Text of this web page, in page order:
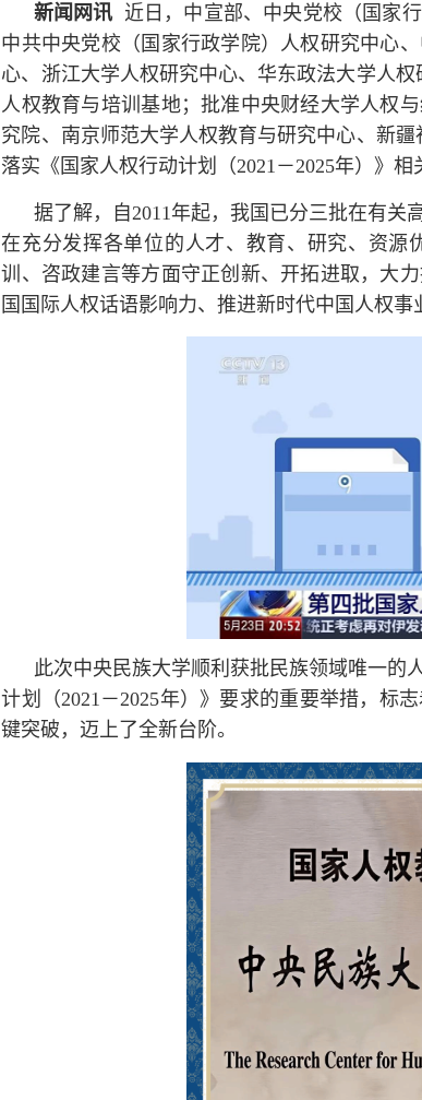
新闻网讯 近日，中宣部、中央党校（国家
中共中央党校（国家行政学院）人权研究中心
心、浙江大学人权研究中心、华东政法大学人
人权教育与培训基地；批准中央财经大学人权
究院、南京师范大学人权教育与研究中心、新
落实《国家人权行动计划（2021－2025年）》相
据了解，自2011年起，我国已分三批在有关
在充分发挥各单位的人才、教育、研究、资源
训、咨政建言等方面守正创新、开拓进取，大
国国际人权话语影响力、推进新时代中国人权事
此次中央民族大学顺利获批民族领域唯一的
计划（2021－2025年）》要求的重要举措，标
键突破，迈上了全新台阶。